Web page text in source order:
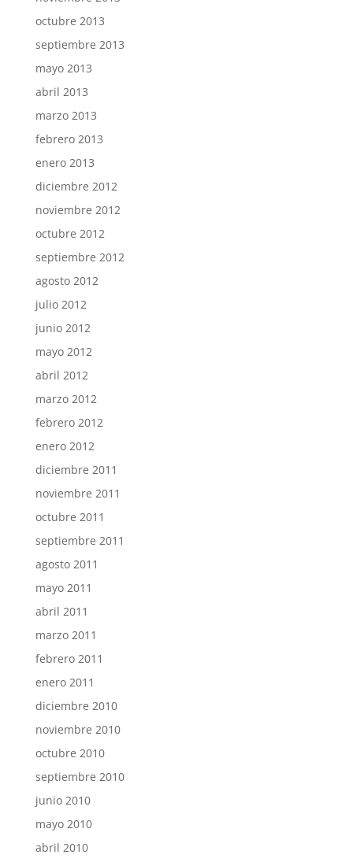
octubre 2013
septiembre 2013
mayo 2013
abril 2013
marzo 2013
febrero 2013
enero 2013
diciembre 2012
noviembre 2012
octubre 2012
septiembre 2012
agosto 2012
julio 2012
junio 2012
mayo 2012
abril 2012
marzo 2012
febrero 2012
enero 2012
diciembre 2011
noviembre 2011
octubre 2011
septiembre 2011
agosto 2011
mayo 2011
abril 2011
marzo 2011
febrero 2011
enero 2011
diciembre 2010
noviembre 2010
octubre 2010
septiembre 2010
junio 2010
mayo 2010
abril 2010